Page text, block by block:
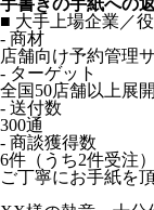
手書きの手紙への
■ 大手上場企業／
- 商材
店舗向け予約管理
- ターゲット
全国50店舗以上展
- 送付数
300通
- 商談獲得数
6件（うち2件受注）
ご丁寧にお手紙を